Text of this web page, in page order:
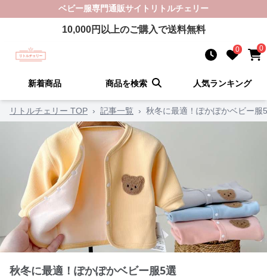
ベビー服専門通販サイト リトルチェリー
10,000円以上のご購入で送料無料
0 0
新着商品 商品を検索 人気ランキング
リトルチェリー TOP › 記事一覧 › 秋冬に最適！ぽかぽかベビー服
秋冬に最適！ぽかぽかベビー服5選